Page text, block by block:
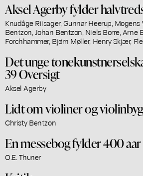
Aksel Agerby fylder
Knudåge Riisager, Gunnar Heerup, Mogens
Bentzon, Johan Bentzon, Niels Borre, Arne
Forchhammer, Bjørn Møller, Henry Skjær,
Det unge
39 Oversigt
Aksel Agerby
Lidt om violiner og
Christy Bentzon
En messebog fylder 400 aar
O.E. Thuner